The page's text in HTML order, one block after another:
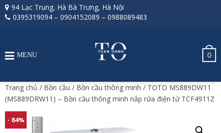
94 Lạc Trung, Hà Bà Trưng, Hà Nội
0395319094 – 0904152089 – 0988089483
0
MENU
Trang chủ / Bồn cầu / Bồn cầu thông minh / TOTO MS889DW11
(MS889DRW11) – Bồn cầu thông minh nắp rửa điện tử TCF4911Z
- 84%